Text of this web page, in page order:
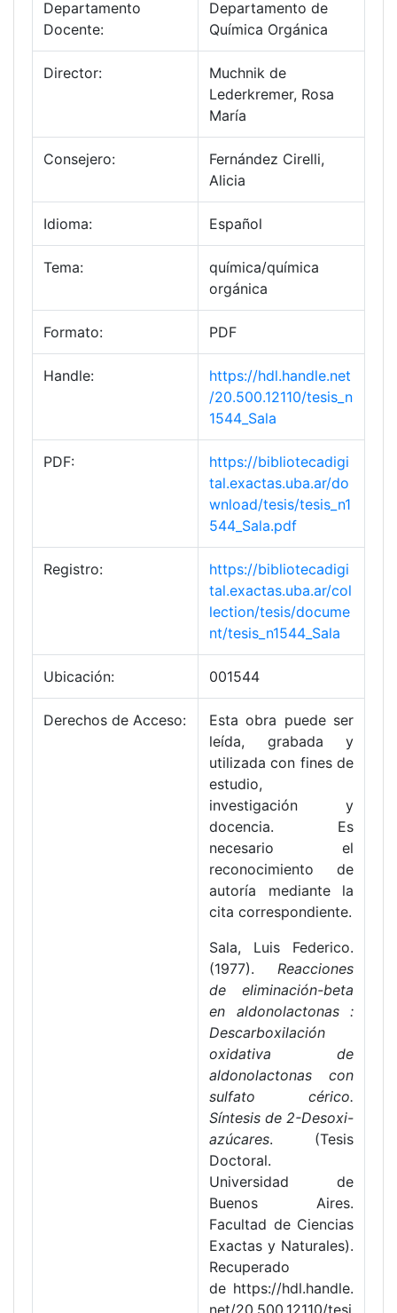
Departamento
Docente:
Departamento de
Química Orgánica
Director:
Muchnik de
Lederkremer, Rosa
María
Consejero:
Fernández Cirelli,
Alicia
Idioma: Español
Tema:
química/química
orgánica
Formato: PDF
Handle:
https://hdl.handle.net
/20.500.12110/tesis_n
1544_Sala
PDF:
https://bibliotecadigi
tal.exactas.uba.ar/do
wnload/tesis/tesis_n1
544_Sala.pdf
Registro:
https://bibliotecadigi
tal.exactas.uba.ar/col
lection/tesis/docume
nt/tesis_n1544_Sala
Ubicación: 001544
Derechos de Acceso:
Esta obra puede ser
leída, grabada y
utilizada con fines de
estudio,
investigación y
docencia. Es
necesario el
reconocimiento de
autoría mediante la
cita correspondiente.
Sala, Luis Federico.
(1977). Reacciones
de eliminación-beta
en aldonolactonas :
Descarboxilación
oxidativa de
aldonolactonas con
sulfato cérico.
Síntesis de 2-Desoxi-
azúcares. (Tesis
Doctoral.
Universidad de
Buenos Aires.
Facultad de Ciencias
Exactas y Naturales).
Recuperado
de https://hdl.handle.